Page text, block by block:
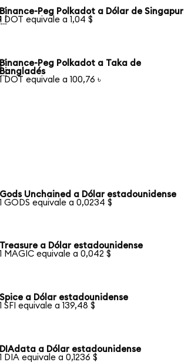
Binance-Peg Polkadot a Dólar de Singapur
1 DOT equivale a 1,04 $
Binance-Peg Polkadot a Taka de
Bangladés
1 DOT equivale a 100,76 ৳
Gods Unchained a Dólar estadounidense
1 GODS equivale a 0,0234 $
Treasure a Dólar estadounidense
1 MAGIC equivale a 0,042 $
Spice a Dólar estadounidense
1 SFI equivale a 139,48 $
DIAdata a Dólar estadounidense
1 DIA equivale a 0,1236 $